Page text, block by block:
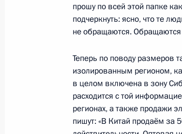
Посещение клиники
С.М.Кирова
прошу по всей этой папке
подчеркнуть: ясно, что те
не обращаются. Обращаются
Теперь по поводу размеров
изолированным регионом,
в целом включена в зону
расходится с той
регионах, а также продажи
пишут: «В Китай продаём за